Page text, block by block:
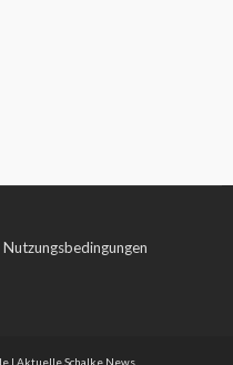
Nutzungsbedingungen
| Aktuelle Schalke News